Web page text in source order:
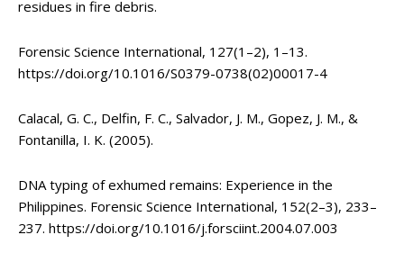
residues in fire debris.
Forensic Science International, 127(1–2), 1–13.
https://doi.org/10.1016/S0379-0738(02)00017-4
Calacal, G. C., Delfin, F. C., Salvador, J. M., Gopez, J. M., &
Fontanilla, I. K. (2005).
DNA typing of exhumed remains: Experience in the
Philippines. Forensic Science International, 152(2–3), 233–
237. https://doi.org/10.1016/j.forsciint.2004.07.003